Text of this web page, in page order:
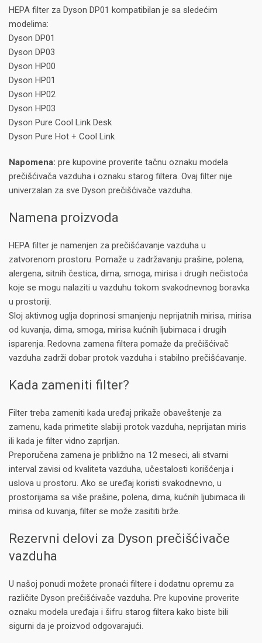
HEPA filter za Dyson DP01 kompatibilan je sa sledećim
modelima:
Dyson DP01
Dyson DP03
Dyson HP00
Dyson HP01
Dyson HP02
Dyson HP03
Dyson Pure Cool Link Desk
Dyson Pure Hot + Cool Link
Napomena: pre kupovine proverite tačnu oznaku modela
prečišćivača vazduha i oznaku starog filtera. Ovaj filter nije
univerzalan za sve Dyson prečišćivače vazduha.
Namena proizvoda
HEPA filter je namenjen za prečišćavanje vazduha u
zatvorenom prostoru. Pomaže u zadržavanju prašine, polena,
alergena, sitnih čestica, dima, smoga, mirisa i drugih nečistoća
koje se mogu nalaziti u vazduhu tokom svakodnevnog boravka
u prostoriji.
Sloj aktivnog uglja doprinosi smanjenju neprijatnih mirisa, mirisa
od kuvanja, dima, smoga, mirisa kućnih ljubimaca i drugih
isparenja. Redovna zamena filtera pomaže da prečišćivač
vazduha zadrži dobar protok vazduha i stabilno prečišćavanje.
Kada zameniti filter?
Filter treba zameniti kada uređaj prikaže obaveštenje za
zamenu, kada primetite slabiji protok vazduha, neprijatan miris
ili kada je filter vidno zaprljan.
Preporučena zamena je približno na 12 meseci, ali stvarni
interval zavisi od kvaliteta vazduha, učestalosti korišćenja i
uslova u prostoru. Ako se uređaj koristi svakodnevno, u
prostorijama sa više prašine, polena, dima, kućnih ljubimaca ili
mirisa od kuvanja, filter se može zasititi brže.
Rezervni delovi za Dyson prečišćivače
vazduha
U našoj ponudi možete pronaći filtere i dodatnu opremu za
različite Dyson prečišćivače vazduha. Pre kupovine proverite
oznaku modela uređaja i šifru starog filtera kako biste bili
sigurni da je proizvod odgovarajući.